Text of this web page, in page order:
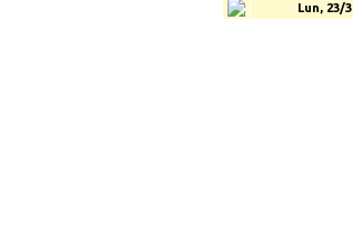
Lun, 23/3